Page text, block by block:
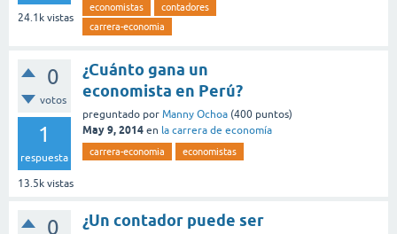
24.1k vistas
economistas
contadores
carrera-economia
0
votos
1
respuesta
13.5k vistas
¿Cuánto gana un
economista en Perú?
preguntado por Manny Ochoa (400 puntos)
May 9, 2014 en la carrera de economía
carrera-economia economistas
0
¿Un contador puede ser